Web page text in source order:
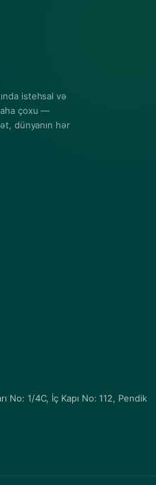
istehsal və
çoxu —
dünyanın hər
No: 1/4C, İç Kapı No: 112, Pendik